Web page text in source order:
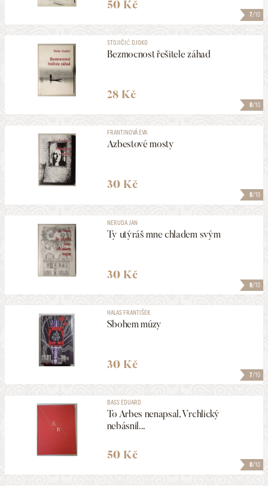
7/10
50 Kč
8/10
STOJIČIĆ DJOKO
Bezmocnost řešitele záhad
28 Kč
8/10
FRANTINOVÁ EVA
Azbestové mosty
30 Kč
8/10
NERUDA JAN
Ty utýráš mne chladem svým
30 Kč
7/10
HALAS FRANTIŠEK
Sbohem múzy
30 Kč
8/10
BASS EDUARD
To Arbes nenapsal, Vrchlický
nebásnil...
50 Kč